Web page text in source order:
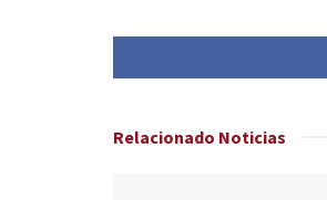
Relacionado Noticias